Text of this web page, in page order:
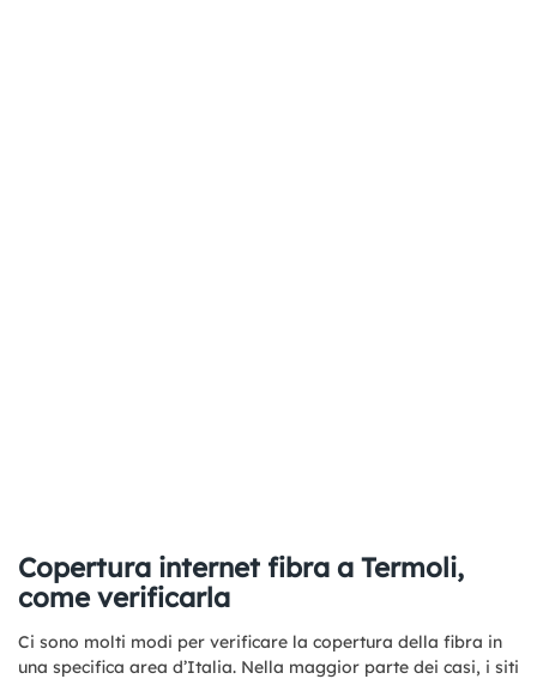
Copertura internet fibra a Termoli,
come verificarla
Ci sono molti modi per verificare la copertura della fibra in
una specifica area d’Italia. Nella maggior parte dei casi, i siti